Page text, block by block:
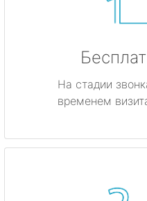
На стадии
временем